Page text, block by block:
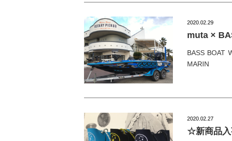
2020.02.29
muta ×
BASS BOAT
MARIN
2020.02.27
☆新商品入